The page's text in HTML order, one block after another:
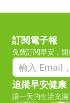
訂閱電子報
免費訂閱早安，開
追蹤早安健康
讓一天的生活充